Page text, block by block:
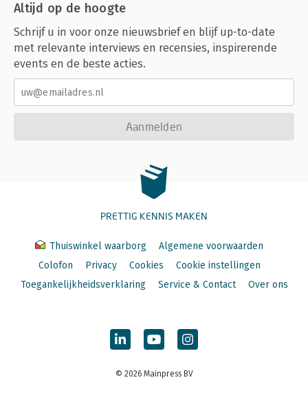
Altijd op de hoogte
Schrijf u in voor onze nieuwsbrief en blijf up-to-date
met relevante interviews en recensies, inspirerende
events en de beste acties.
Aanmelden
PRETTIG KENNIS MAKEN
Thuiswinkel waarborg
Algemene voorwaarden
Colofon
Privacy Cookies
Cookie instellingen
Toegankelijkheidsverklaring
Service & Contact Over ons
© 2026 Mainpress BV